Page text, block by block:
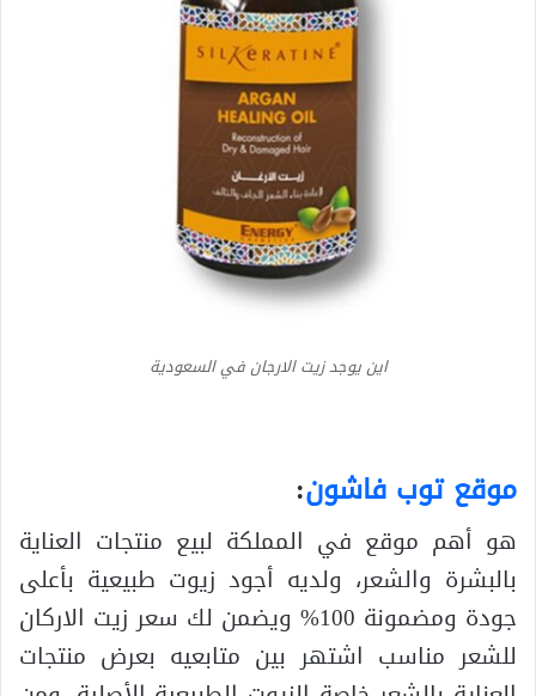
اين يوجد زيت الارجان في السعودية
موقع توب فاشون:
هو أهم موقع في المملكة لبيع منتجات العناية
بالبشرة والشعر، ولديه أجود زيوت طبيعية بأعلى
جودة ومضمونة 100% ويضمن لك سعر زيت الاركان
للشعر مناسب اشتهر بين متابعيه بعرض منتجات